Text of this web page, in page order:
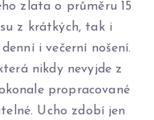
zlata o průměru 15
z krátkých, tak i
i večerní nošení.
nikdy nevyjde z
propracované
Ucho zdobí jen